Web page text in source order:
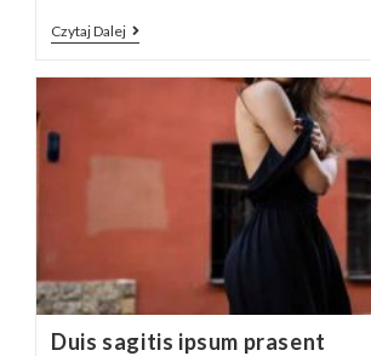
Czytaj DalejTortor
Neque
Duis sagitis ipsum prasent